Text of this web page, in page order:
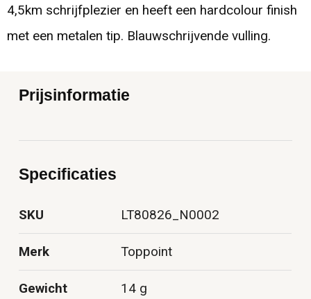
4,5km schrijfplezier en heeft een hardcolour finish
met een metalen tip. Blauwschrijvende vulling.
Prijsinformatie
Specificaties
SKU LT80826_N0002
Merk Toppoint
Gewicht 14 g